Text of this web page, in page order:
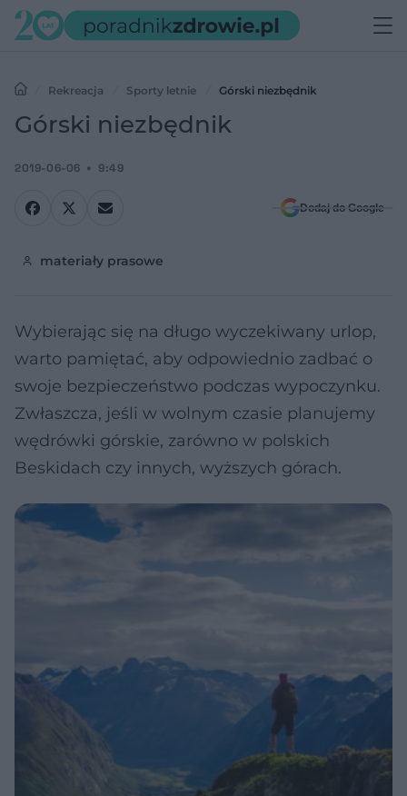
Rekreacja Sporty letnie Górski niezbędnik
Górski niezbędnik
2019-06-06 9:49
Dodaj do Google
materiały prasowe
Wybierając się na długo wyczekiwany urlop,
warto pamiętać, aby odpowiednio zadbać o
swoje bezpieczeństwo podczas wypoczynku.
Zwłaszcza, jeśli w wolnym czasie planujemy
wędrówki górskie, zarówno w polskich
Beskidach czy innych, wyższych górach.